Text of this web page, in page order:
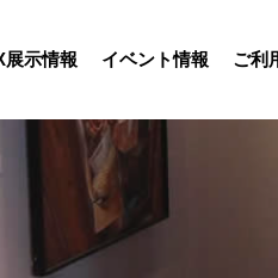
展示情報 イベント情報 ご利